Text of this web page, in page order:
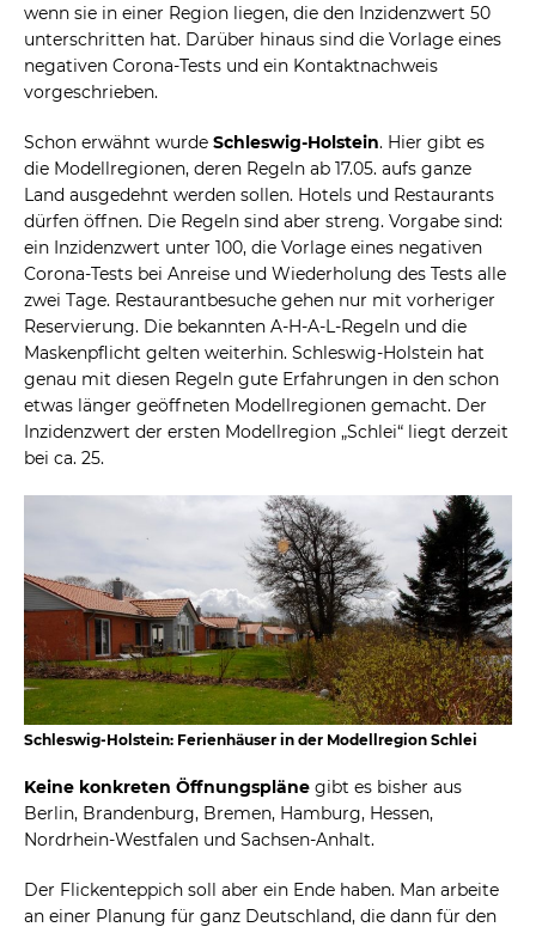
wenn sie in einer Region liegen, die den Inzidenzwert 50
unterschritten hat. Darüber hinaus sind die Vorlage eines
negativen Corona-Tests und ein Kontaktnachweis
vorgeschrieben.
Schon erwähnt wurde Schleswig-Holstein. Hier gibt es
die Modellregionen, deren Regeln ab 17.05. aufs ganze
Land ausgedehnt werden sollen. Hotels und Restaurants
dürfen öffnen. Die Regeln sind aber streng. Vorgabe sind:
ein Inzidenzwert unter 100, die Vorlage eines negativen
Corona-Tests bei Anreise und Wiederholung des Tests alle
zwei Tage. Restaurantbesuche gehen nur mit vorheriger
Reservierung. Die bekannten A-H-A-L-Regeln und die
Maskenpflicht gelten weiterhin. Schleswig-Holstein hat
genau mit diesen Regeln gute Erfahrungen in den schon
etwas länger geöffneten Modellregionen gemacht. Der
Inzidenzwert der ersten Modellregion „Schlei“ liegt derzeit
bei ca. 25.
Schleswig-Holstein: Ferienhäuser in der Modellregion Schlei
Keine konkreten Öffnungspläne gibt es bisher aus
Berlin, Brandenburg, Bremen, Hamburg, Hessen,
Nordrhein-Westfalen und Sachsen-Anhalt.
Der Flickenteppich soll aber ein Ende haben. Man arbeite
an einer Planung für ganz Deutschland, die dann für den